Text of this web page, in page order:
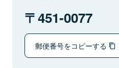
451-0077
郵便番号をコピーする